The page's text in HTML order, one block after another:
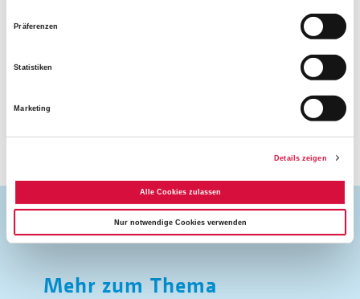
Präferenzen
Statistiken
Marketing
Details zeigen
Alle Cookies zulassen
Nur notwendige Cookies verwenden
Parkplatzsuche wird vereinfacht. Seit Juni diesen Jahres ist
es möglich, den Auto mit Solarstrom von der eigenen
Verkehrshilfe des Bonifatiuswerkes hat das E-Auto mit
Mehr zum Thema